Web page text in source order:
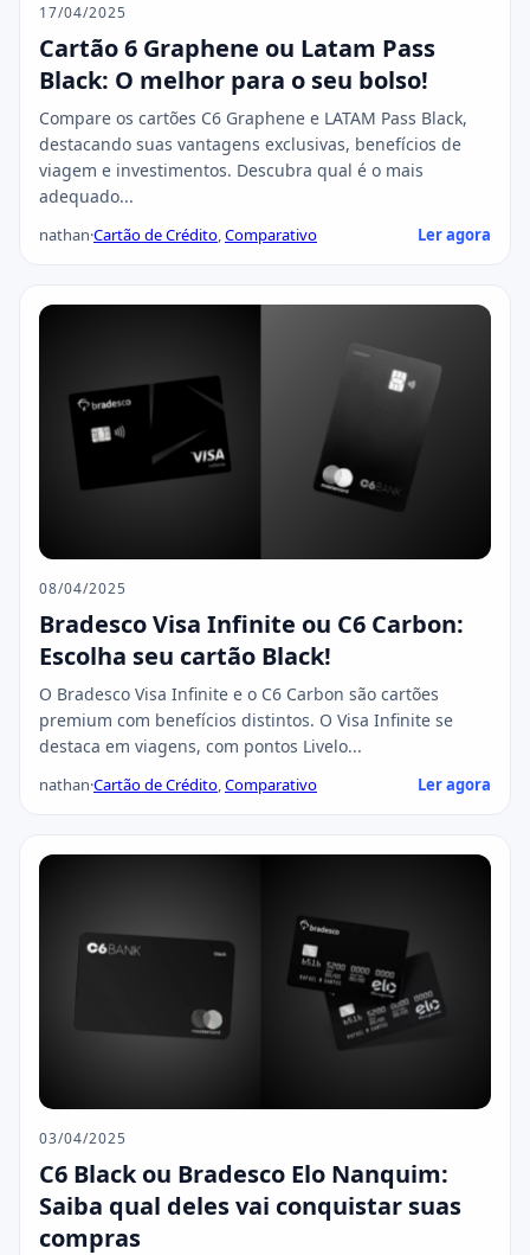
17/04/2025
Cartão 6 Graphene ou Latam Pass
Black: O melhor para o seu bolso!
Compare os cartões C6 Graphene e LATAM Pass Black,
destacando suas vantagens exclusivas, benefícios de
viagem e investimentos. Descubra qual é o mais
adequado...
nathan·Cartão de Crédito,Comparativo Ler agora
08/04/2025
Bradesco Visa Infinite ou C6 Carbon:
Escolha seu cartão Black!
O Bradesco Visa Infinite e o C6 Carbon são cartões
premium com benefícios distintos. O Visa Infinite se
destaca em viagens, com pontos Livelo...
nathan·Cartão de Crédito,Comparativo Ler agora
03/04/2025
C6 Black ou Bradesco Elo Nanquim:
Saiba qual deles vai conquistar suas
compras